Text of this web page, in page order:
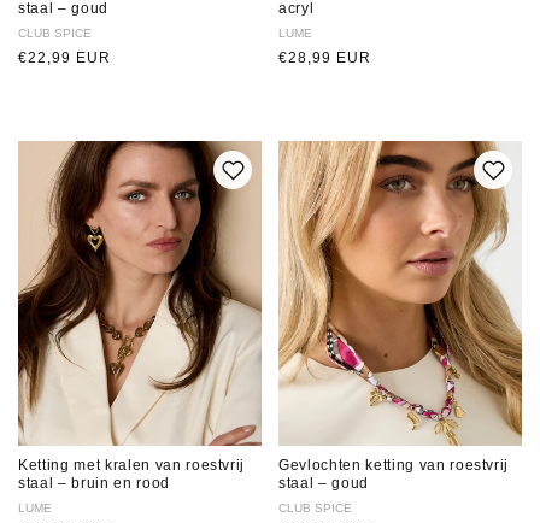
staal – goud
Verkoper:
CLUB SPICE
Normale
€22,99 EUR
acryl
Verkoper:
LUME
Normale
€28,99 EUR
Ketting met kralen van roestvrij
staal – bruin en rood
Verkoper:
LUME
Gevlochten ketting van roestvrij
staal – goud
Verkoper:
CLUB SPICE